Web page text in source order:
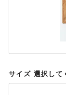
サイズ 選択して